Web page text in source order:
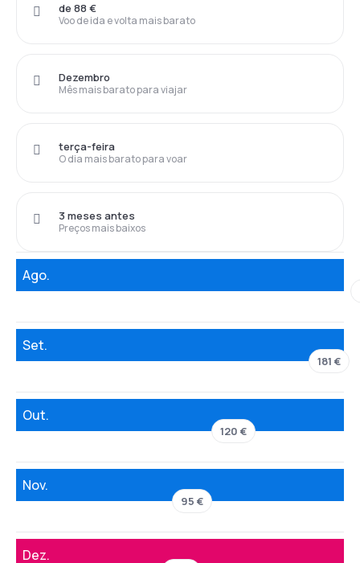
Voo de ida e volta mais barato
de 88 €
Mês mais barato para viajar
Dezembro
O dia mais barato para voar
terça-feira
Preços mais baixos
3 meses antes
Ago.
Set.
181 €
Out.
120 €
Nov.
95 €
Dez.